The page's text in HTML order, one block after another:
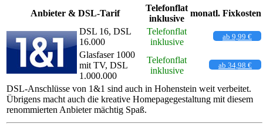
Anbieter & DSL-Tarif
Telefonflat
inklusive
monatl. Fixkosten
DSL 16, DSL
16.000
Telefonflat
inklusive
ab 9,99 €
Glasfaser 1000
mit TV, DSL
1.000.000
Telefonflat
inklusive
ab 34,98 €
DSL-Anschlüsse von 1&1 sind auch in Hohenstein weit verbeitet.
Übrigens macht auch die kreative Homepagegestaltung mit diesem
renommierten Anbieter mächtig Spaß.